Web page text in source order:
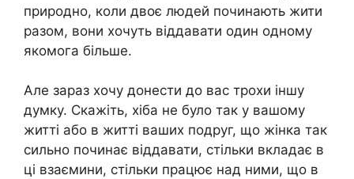
природно, коли двоє людей починають жити
разом, вони хочуть віддавати один одному
якомога більше.
Але зараз хочу донести до вас трохи іншу
думку. Скажіть, хіба не було так у вашому
житті або в житті ваших подруг, що жінка так
сильно починає віддавати, стільки вкладає в
ці взаємини, стільки працює над ними, що в